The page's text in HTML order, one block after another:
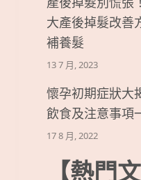
大產後掉髮改善
補養髮
13 7 月, 2023
懷孕初期症狀大
飲食及注意事項
17 8 月, 2022